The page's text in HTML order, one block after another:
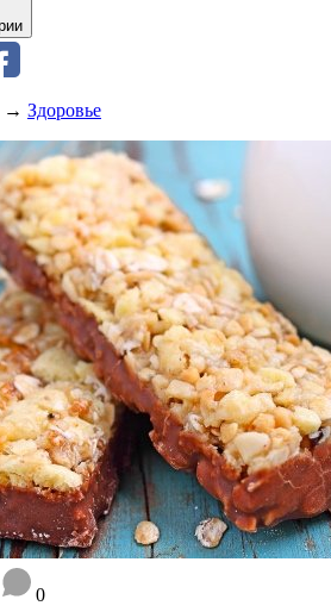
→ Здоровье
0